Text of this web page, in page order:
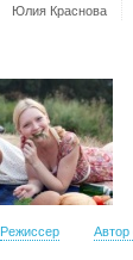
Юлия Краснова
Режиссер Автор